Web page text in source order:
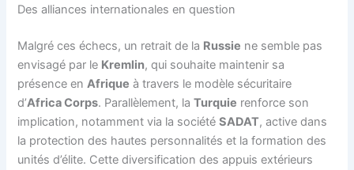
Des alliances internationales en question
Malgré ces échecs, un retrait de la Russie ne semble pas
envisagé par le Kremlin, qui souhaite maintenir sa
présence enAfrique à travers le modèle sécuritaire
d’Africa Corps. Parallèlement, laTurquie renforce son
implication, notamment via la sociétéSADAT, active dans
la protection des hautes personnalités et la formation des
unités d’élite. Cette diversification des appuis extérieurs